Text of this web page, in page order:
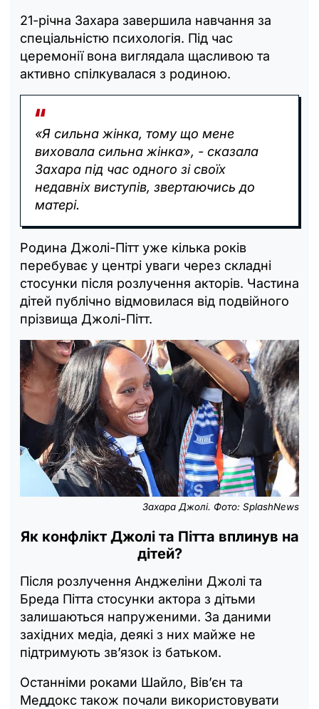
21-річна Захара завершила навчання за
спеціальністю психологія. Під час
церемонії вона виглядала щасливою та
активно спілкувалася з родиною.
«Я сильна жінка, тому що мене
виховала сильна жінка», - сказала
Захара під час одного зі своїх
недавніх виступів, звертаючись до
матері.
Родина Джолі-Пітт уже кілька років
перебуває у центрі уваги через складні
стосунки після розлучення акторів. Частина
дітей публічно відмовилася від подвійного
прізвища Джолі-Пітт.
Захара Джолі. Фото: SplashNews
Як конфлікт Джолі та Пітта вплинув на
дітей?
Після розлучення Анджеліни Джолі та
Бреда Пітта стосунки актора з дітьми
залишаються напруженими. За даними
західних медіа, деякі з них майже не
підтримують зв’язок із батьком.
Останніми роками Шайло, Вів’єн та
Меддокс також почали використовувати